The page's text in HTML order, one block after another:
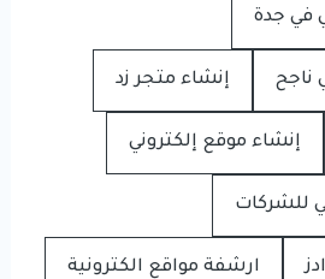
في جدة
ناجح إنشاء متجر زد
إنشاء موقع إلكتروني
للشركات
ارشفة مواقع الكترونية